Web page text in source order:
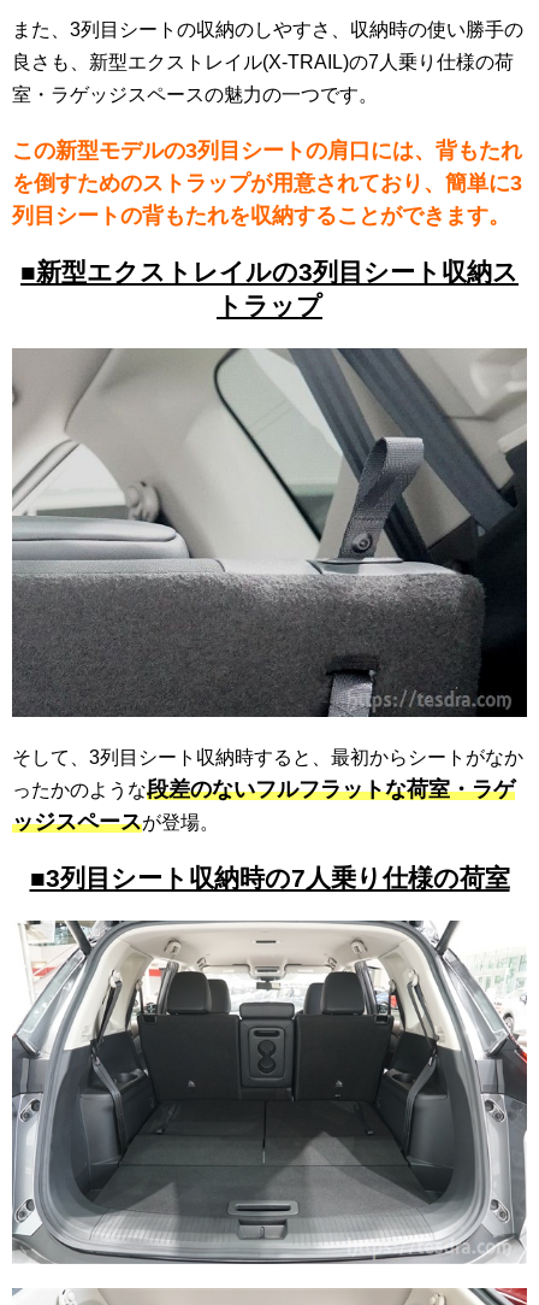
また、3列目シートの収納のしやすさ、収納時の使い勝手の
良さも、新型エクストレイル(X-TRAIL)の7人乗り仕様の荷
室・ラゲッジスペースの魅力の一つです。
この新型モデルの3列目シートの肩口には、背もたれ
を倒すためのストラップが用意されており、簡単に3
列目シートの背もたれを収納することができます。
■新型エクストレイルの3列目シート収納ス
トラップ
そして、3列目シート収納時すると、最初からシートがなか
ったかのような段差のないフルフラットな荷室・ラゲ
ッジスペースが登場。
■3列目シート収納時の7人乗り仕様の荷室